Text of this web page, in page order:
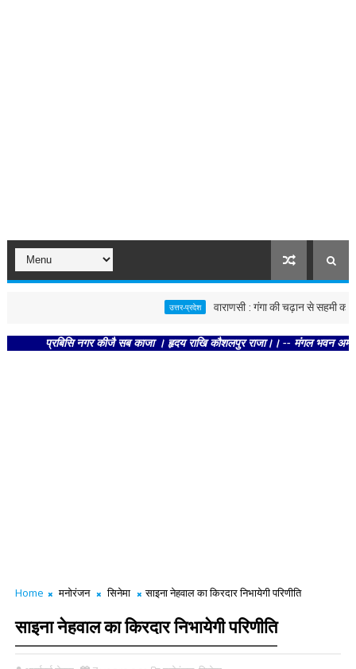
उत्तर-प्रदेश वाराणसी : गंगा की चढ़ान से सहमी काशी :
प्रबिसि नगर कीजै सब काजा । हृदय राखि कौशलपुर राजा।। -- मंगल भवन अमंगल
Home मनोरंजन सिनेमा साइना नेहवाल का किरदार निभायेगी परिणीति
साइना नेहवाल का किरदार निभायेगी परिणीति